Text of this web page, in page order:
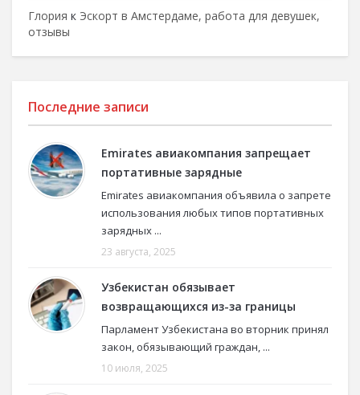
Глория к Эскорт в Амстердаме, работа для девушек,
отзывы
Последние записи
Emirates авиакомпания запрещает
портативные зарядные
Emirates авиакомпания объявила о запрете
использования любых типов портативных
зарядных ...
23 августа, 2025
Узбекистан обязывает
возвращающихся из-за границы
Парламент Узбекистана во вторник принял
закон, обязывающий граждан, ...
10 июля, 2025